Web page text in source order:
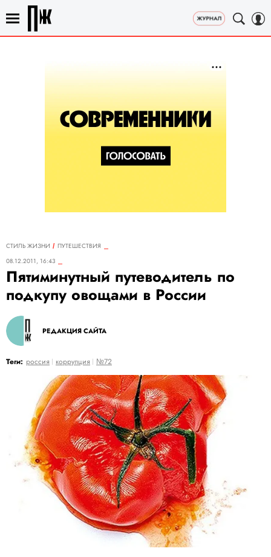
СТИЛЬ ЖИЗНИ
ПУТЕШЕСТВИЯ
08.12.2011, 16:43
Пятиминутный путеводитель по
подкупу овощами в России
РЕДАКЦИЯ САЙТА
Теги: россия коррупция №72